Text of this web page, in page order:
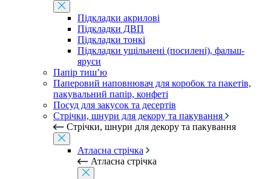
Підкладки акрилові
Підкладки ДВП
Підкладки тонкі
Підкладки ущільнені (посилені), фальш-
яруси
Папір тиш’ю
Паперовий наповнювач для коробок та пакетів,
пакувальний папір, конфеті
Посуд для закусок та десертів
Стрічки, шнури для декору та пакування
Стрічки, шнури для декору та пакування
Атласна стрічка
Атласна стрічка